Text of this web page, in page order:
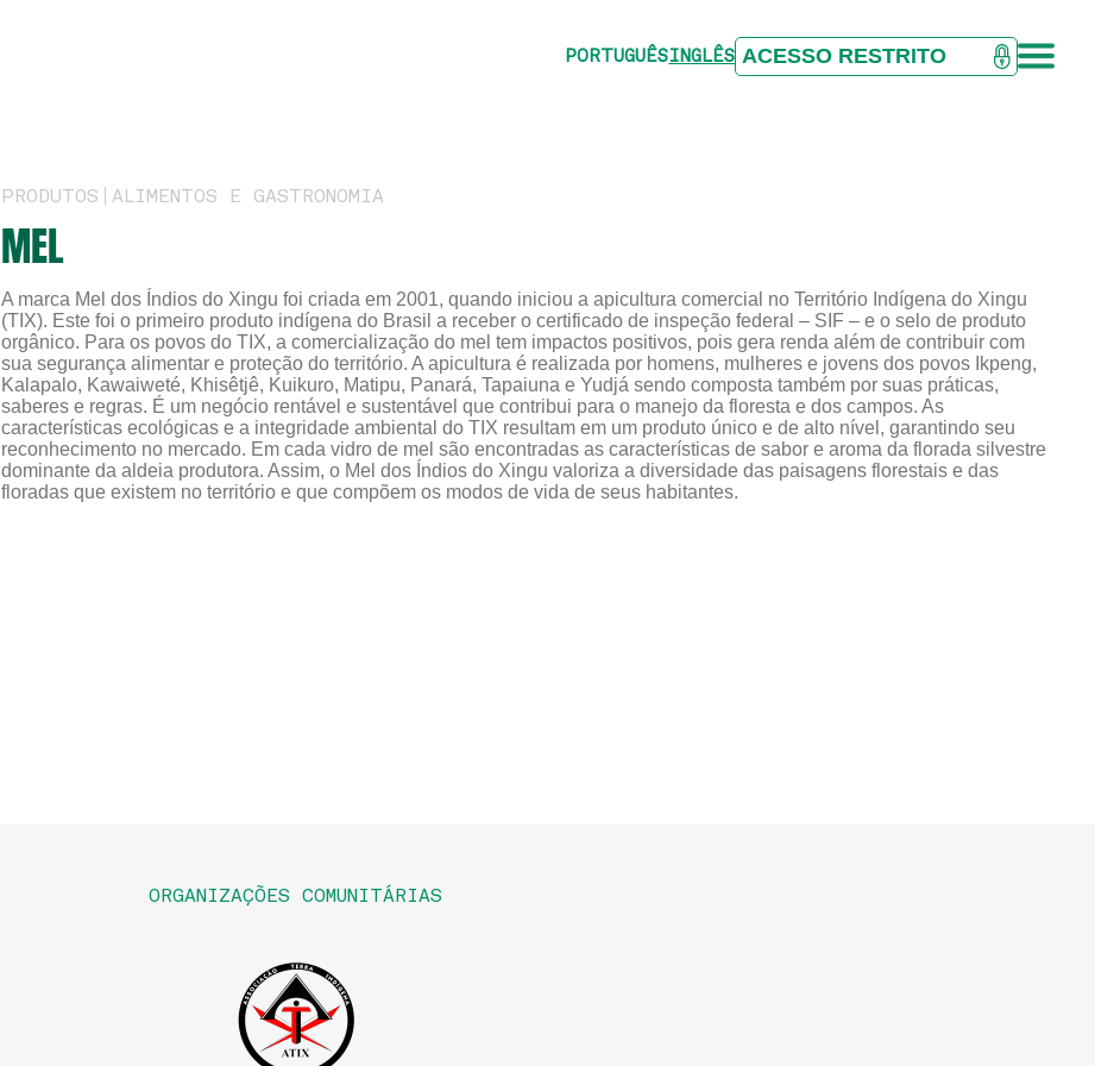
PORTUGUÊSINGLÊS ACESSO RESTRITO
PRODUTOS ALIMENTOS E GASTRONOMIA
MEL
A marca Mel dos Índios do Xingu foi criada em 2001, quando iniciou a apicultura comercial no Território Indígena do Xingu
(TIX). Este foi o primeiro produto indígena do Brasil a receber o certificado de inspeção federal – SIF – e o selo de produto
orgânico. Para os povos do TIX, a comercialização do mel tem impactos positivos, pois gera renda além de contribuir com
sua segurança alimentar e proteção do território. A apicultura é realizada por homens, mulheres e jovens dos povos Ikpeng,
Kalapalo, Kawaiweté, Khisêtjê, Kuikuro, Matipu, Panará, Tapaiuna e Yudjá sendo composta também por suas práticas,
saberes e regras. É um negócio rentável e sustentável que contribui para o manejo da floresta e dos campos. As
características ecológicas e a integridade ambiental do TIX resultam em um produto único e de alto nível, garantindo seu
reconhecimento no mercado. Em cada vidro de mel são encontradas as características de sabor e aroma da florada silvestre
dominante da aldeia produtora. Assim, o Mel dos Índios do Xingu valoriza a diversidade das paisagens florestais e das
floradas que existem no território e que compõem os modos de vida de seus habitantes.
ORGANIZAÇÕES COMUNITÁRIAS